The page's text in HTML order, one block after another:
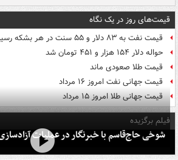
قیمت‌های روز در یک نگاه
قیمت نفت به ۸۳ دلار و ۵۵ سنت در هر بشکه رسید
حواله دلار ۱۵۴ هزار و ۴۵۱ تومان شد
قیمت طلا صعودی ماند
قیمت جهانی نفت امروز ۱۶ مرداد
قیمت جهانی طلا امروز ۱۵ مرداد
فیلم برگزیده
شوخی حاج‌قاسم با خبرنگار در عملیات